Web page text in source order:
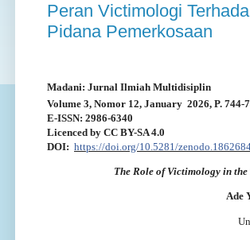
Peran Victimologi
Pidana Pemerkosaan
Madani: Jurnal Ilmiah Multidisiplin
Volume 3, Nomor 12, January 2026, P. 744-
E-ISSN: 2986-6340
Licenced by CC BY-SA 4.0
DOI: https://doi.org/10.5281/
The Role of Victimology in
Ade